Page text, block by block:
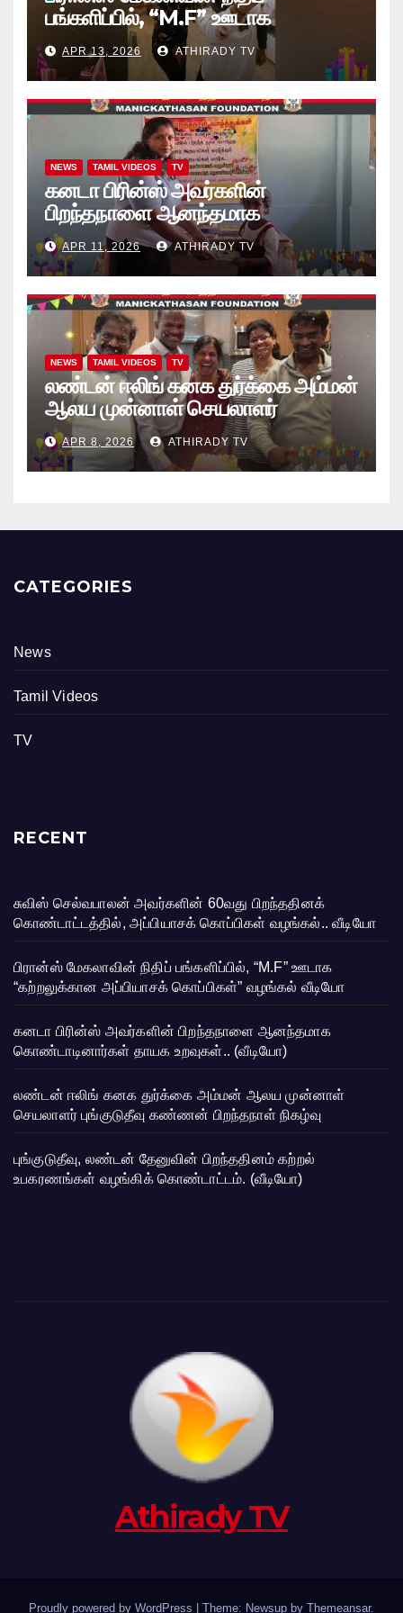
பங்களிப்பில், “M.F” ஊடாக
“கற்றலுக்கான அப்பியாசக்
கொப்பிகள்” வழங்கல் வீடியோ
APR 13, 2026 ATHIRADY TV
NEWS TAMIL VIDEOS TV
கனடா பிரின்ஸ் அவர்களின்
பிறந்தநாளை ஆனந்தமாக
கொண்டாடினார்கள் தாயக உறவுகள்..
(வீடியோ)
APR 11, 2026 ATHIRADY TV
NEWS TAMIL VIDEOS TV
லண்டன் ஈலிங் கனக துர்க்கை அம்மன்
ஆலய முன்னாள் செயலாளர்
புங்குடுதீவு கண்ணன் பிறந்தநாள்
நிகழ்வு
APR 8, 2026 ATHIRADY TV
CATEGORIES
News
Tamil Videos
TV
RECENT
சுவிஸ் செல்வபாலன் அவர்களின் 60வது பிறந்ததினக்
கொண்டாட்டத்தில், அப்பியாசக் கொப்பிகள் வழங்கல்.. வீடியோ
பிரான்ஸ் மேகலாவின் நிதிப் பங்களிப்பில், “M.F” ஊடாக
“கற்றலுக்கான அப்பியாசக் கொப்பிகள்” வழங்கல் வீடியோ
கனடா பிரின்ஸ் அவர்களின் பிறந்தநாளை ஆனந்தமாக
கொண்டாடினார்கள் தாயக உறவுகள்.. (வீடியோ)
லண்டன் ஈலிங் கனக துர்க்கை அம்மன் ஆலய முன்னாள்
செயலாளர் புங்குடுதீவு கண்ணன் பிறந்தநாள் நிகழ்வு
புங்குடுதீவு, லண்டன் தேனுவின் பிறந்ததினம் கற்றல்
உபகரணங்கள் வழங்கிக் கொண்டாட்டம். (வீடியோ)
Athirady TV
Proudly powered by WordPress Theme: Newsup by Themeansar.